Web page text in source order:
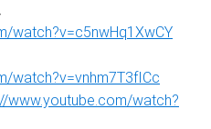
watch?v=c5nwHq1XwCY
watch?v=vnhm7T3fICc
www.youtube.com/watch?